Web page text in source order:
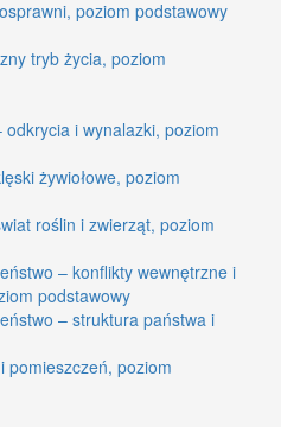
poziom podstawowy
tryb życia, poziom
i wynalazki, poziom
żywiołowe, poziom
roślin i zwierząt, poziom
– konflikty wewnętrzne i
podstawowy
– struktura państwa i
pomieszczeń, poziom